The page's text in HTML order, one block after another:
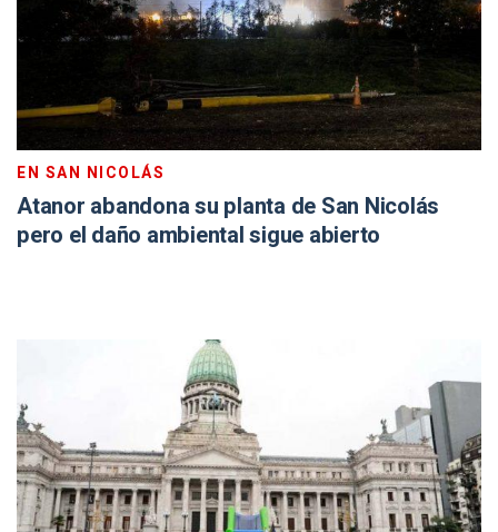
EN SAN NICOLÁS
Atanor abandona su planta de San Nicolás
pero el daño ambiental sigue abierto